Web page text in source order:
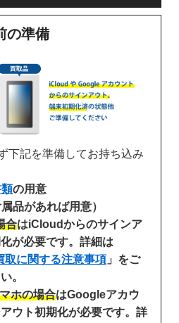
の準備
下記を準備してお持ち込み
の用意
品があれば用意）
合はiCloudからのサインア
が必要です。詳細は
取に関する注意事項 」をご
。
ホの場合はGoogleアカウ
ウト初期化が必要です。詳